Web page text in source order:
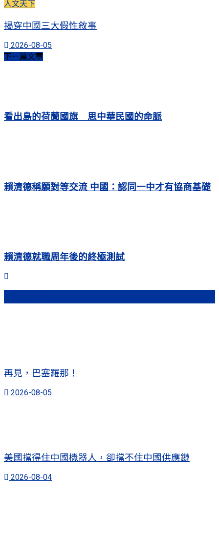
人文天下
揭穿中國三大假性敘事
2026-08-05
下一篇文章
看出島的荷蘭國旗 思中華民國的命脈
賴清德稱願對等交流 中國：認同一中才有協商基礎
賴清德就職周年後的終極測試
再見，巴塞羅那！
2026-08-05
美國擋得住中國機器人，卻擋不住中國供應鏈
2026-08-04